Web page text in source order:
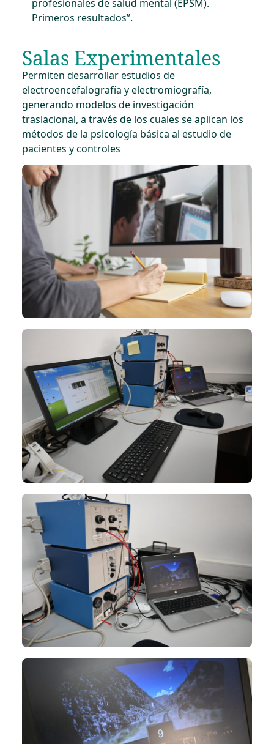
profesionales de salud mental (EPSM).
Primeros resultados”.
Salas Experimentales
Permiten desarrollar estudios de
electroencefalografía y electromiografía,
generando modelos de investigación
traslacional, a través de los cuales se aplican los
métodos de la psicología básica al estudio de
pacientes y controles